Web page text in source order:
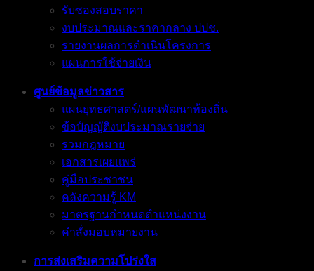
รับซองสอบราคา
งบประมาณและราคากลาง ปปช.
รายงานผลการดำเนินโครงการ
แผนการใช้จ่ายเงิน
ศูนย์ข้อมูลข่าวสาร
แผนยุทธศาสตร์/แผนพัฒนาท้องถิ่น
ข้อบัญญัติงบประมาณรายจ่าย
รวมกฎหมาย
เอกสารเผยแพร่
คู่มือประชาชน
คลังความรู้ KM
มาตรฐานกำหนดตำแหน่งงาน
คำสั่งมอบหมายงาน
การส่งเสริมความโปร่งใส